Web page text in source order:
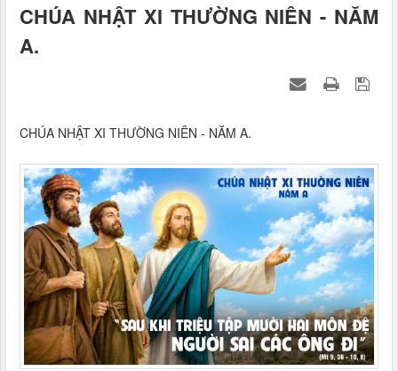
CHÚA NHẬT XI THƯỜNG NIÊN - NĂM
A.
CHÚA NHẬT XI THƯỜNG NIÊN - NĂM A.